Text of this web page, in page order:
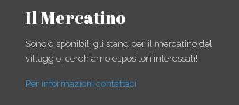
Il Mercatino
Sono disponibili gli stand per il mercatino del
villaggio, cerchiamo espositori interessati!
Per informazioni contattaci